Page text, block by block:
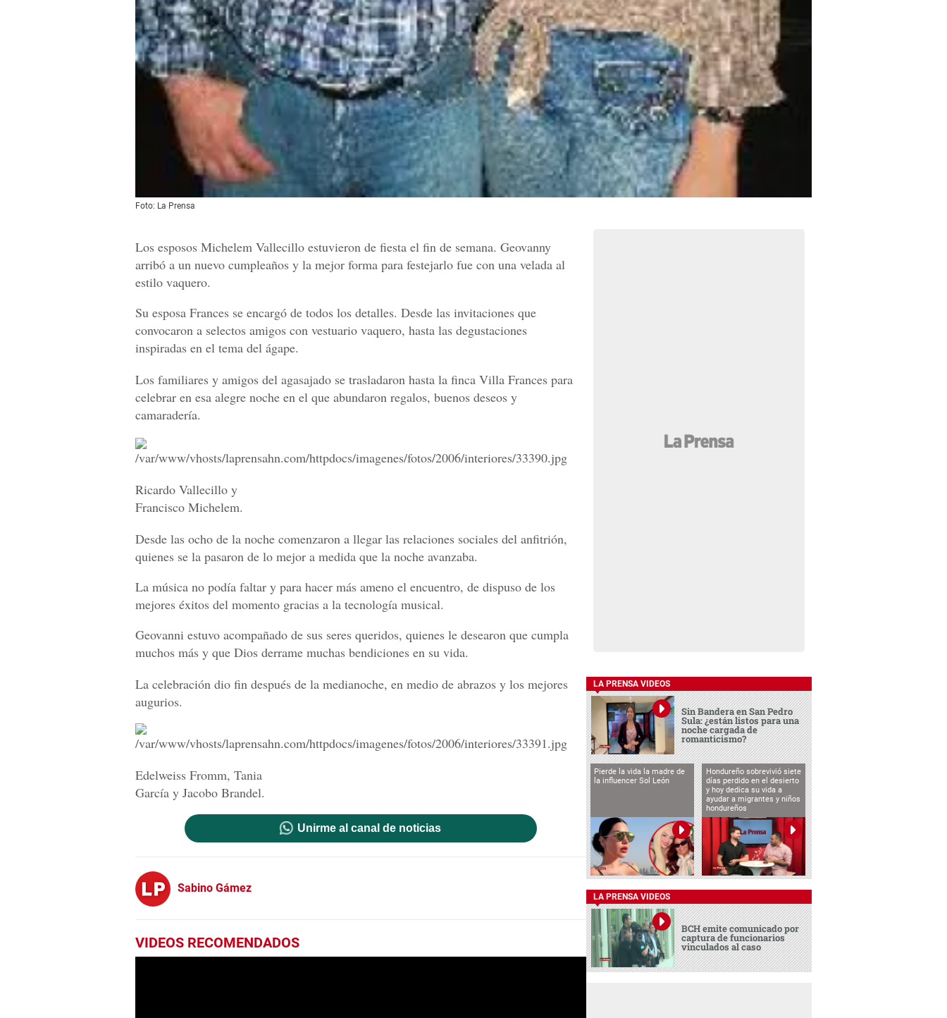
Foto: La Prensa
Los esposos Michelem Vallecillo estuvieron de fiesta el fin de semana. Geovanny
arribó a un nuevo cumpleaños y la mejor forma para festejarlo fue con una velada al
estilo vaquero.
Su esposa Frances se encargó de todos los detalles. Desde las invitaciones que
convocaron a selectos amigos con vestuario vaquero, hasta las degustaciones
inspiradas en el tema del ágape.
Los familiares y amigos del agasajado se trasladaron hasta la finca Villa Frances para
celebrar en esa alegre noche en el que abundaron regalos, buenos deseos y
camaradería.
Ricardo Vallecillo y
Francisco Michelem.
Desde las ocho de la noche comenzaron a llegar las relaciones sociales del anfitrión,
quienes se la pasaron de lo mejor a medida que la noche avanzaba.
La música no podía faltar y para hacer más ameno el encuentro, de dispuso de los
mejores éxitos del momento gracias a la tecnología musical.
Geovanni estuvo acompañado de sus seres queridos, quienes le desearon que cumpla
muchos más y que Dios derrame muchas bendiciones en su vida.
La celebración dio fin después de la medianoche, en medio de abrazos y los mejores
augurios.
Edelweiss Fromm, Tania
García y Jacobo Brandel.
Unirme al canal de noticias
Sabino Gámez
VIDEOS RECOMENDADOS
LA PRENSA VIDEOS
Sin Bandera en San Pedro
Sula: ¿están listos para una
noche cargada de
romanticismo?
Pierde la vida la madre de
la influencer Sol León
Hondureño sobrevivió siete
días perdido en el desierto
y hoy dedica su vida a
ayudar a migrantes y niños
hondureños
LA PRENSA VIDEOS
BCH emite comunicado por
captura de funcionarios
vinculados al caso